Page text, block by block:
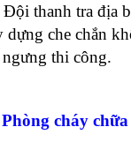
thanh tra địa
che chắn
thi công.
cháy